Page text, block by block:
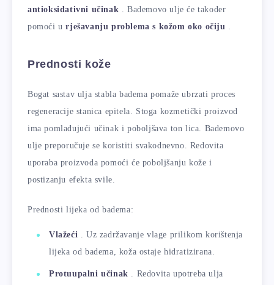
antioksidativni učinak . Bademovo ulje će također
pomoći urješavanju problema s kožom oko očiju
Prednosti kože
Bogat sastav ulja stabla badema pomaže ubrzati proces
regeneracije stanica epitela. Stoga kozmetički proizvod
ima pomlađujući učinak i poboljšava ton lica. Bademovo
ulje preporučuje se koristiti svakodnevno. Redovita
uporaba proizvoda pomoći će poboljšanju kože i
postizanju efekta svile.
Prednosti lijeka od badema:
Vlažeći . Uz zadržavanje vlage prilikom korištenja
lijeka od badema, koža ostaje hidratizirana.
Protuupalni učinak
. Redovita upotreba ulja